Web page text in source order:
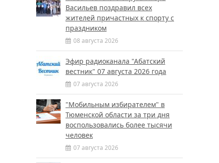
Васильев поздравил всех
жителей причастных к спорту с
праздником
08 августа 2026
Эфир радиоканала "Абатский
вестник" 07 августа 2026 года
07 августа 2026
"Мобильным избирателем" в
Тюменской области за три дня
воспользовались более тысячи
человек
07 августа 2026